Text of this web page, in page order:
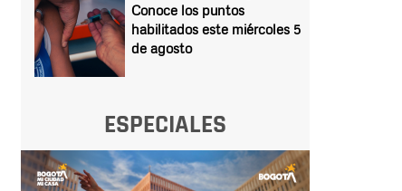
Conoce los puntos
habilitados este miércoles 5
de agosto
ESPECIALES